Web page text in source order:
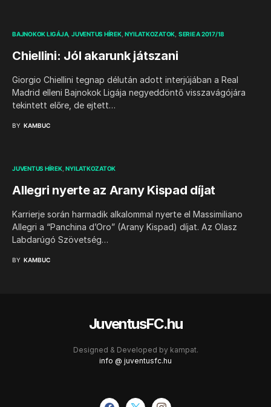
BAJNOKOK LIGÁJA JUVENTUS HÍREK NYILATKOZATOK SERIE A 2017/18
Chiellini: Jól akarunk játszani
Giorgio Chiellini tegnap délután adott interjújában a Real
Madrid elleni Bajnokok Ligája negyeddöntő visszavágójára
tekintett előre, de ejtett…
BY KAMBUC
JUVENTUS HÍREK NYILATKOZATOK
Allegri nyerte az Arany Kispad díjat
Karrierje során harmadik alkalommal nyerte el Massimiliano
Allegri a “Panchina d’Oro” (Arany Kispad) díjat. Az Olasz
Labdarúgó Szövetség…
BY KAMBUC
JuventusFC.hu
Designed & Developed by kampat.
info @ juventusfc.hu